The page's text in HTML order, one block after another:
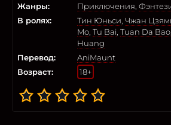
Жанры:
Приключения
В ролях:
Тин Юньси Чжан
Mo Tu Bai Tuan Da Bao
Huang
Перевод:
AniMaunt
Возраст:
18+